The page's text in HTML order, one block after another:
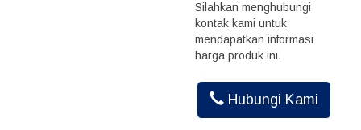
Silahkan menghubungi
kontak kami untuk
mendapatkan informasi
harga produk ini.
Hubungi Kami